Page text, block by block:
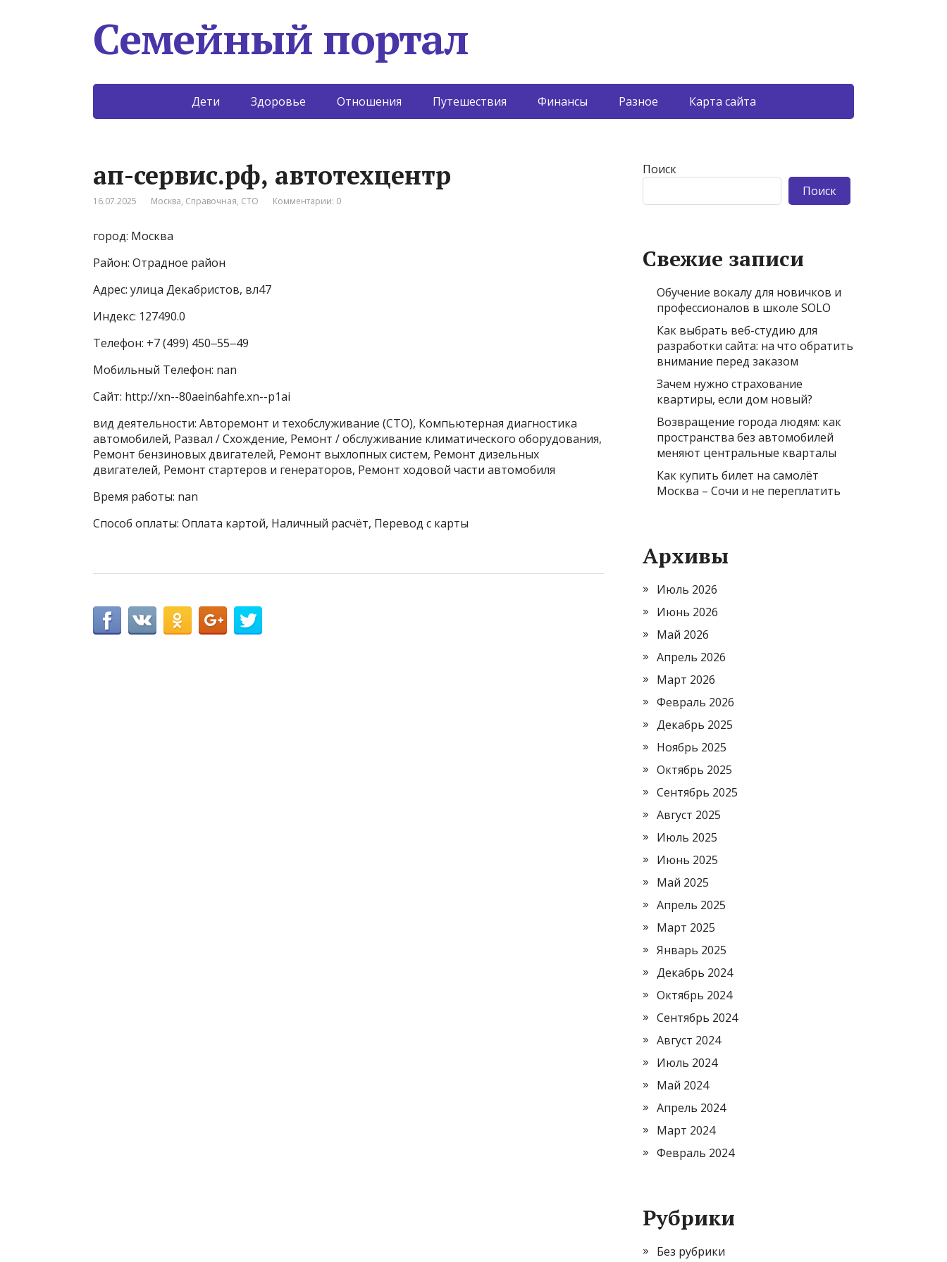
Семейный портал
Дети Здоровье Отношения Путешествия Финансы Разное Карта сайта
ап-сервис.рф, автотехцентр
16.07.2025 Москва, Справочная, СТО Комментарии: 0
город: Москва
Район: Отрадное район
Адрес: улица Декабристов, вл47
Индекс: 127490.0
Телефон: +7 (499) 450‒55‒49
Мобильный Телефон: nan
Сайт: http://xn--80aein6ahfe.xn--p1ai
вид деятельности: Авторемонт и техобслуживание (СТО), Компьютерная диагностика
автомобилей, Развал / Схождение, Ремонт / обслуживание климатического оборудования,
Ремонт бензиновых двигателей, Ремонт выхлопных систем, Ремонт дизельных
двигателей, Ремонт стартеров и генераторов, Ремонт ходовой части автомобиля
Время работы: nan
Способ оплаты: Оплата картой, Наличный расчёт, Перевод с карты
Поиск
Поиск
Свежие записи
Обучение вокалу для новичков и
профессионалов в школе SOLO
Как выбрать веб-студию для
разработки сайта: на что обратить
внимание перед заказом
Зачем нужно страхование
квартиры, если дом новый?
Возвращение города людям: как
пространства без автомобилей
меняют центральные кварталы
Как купить билет на самолёт
Москва – Сочи и не переплатить
Архивы
Июль 2026
Июнь 2026
Май 2026
Апрель 2026
Март 2026
Февраль 2026
Декабрь 2025
Ноябрь 2025
Октябрь 2025
Сентябрь 2025
Август 2025
Июль 2025
Июнь 2025
Май 2025
Апрель 2025
Март 2025
Январь 2025
Декабрь 2024
Октябрь 2024
Сентябрь 2024
Август 2024
Июль 2024
Май 2024
Апрель 2024
Март 2024
Февраль 2024
Рубрики
Без рубрики